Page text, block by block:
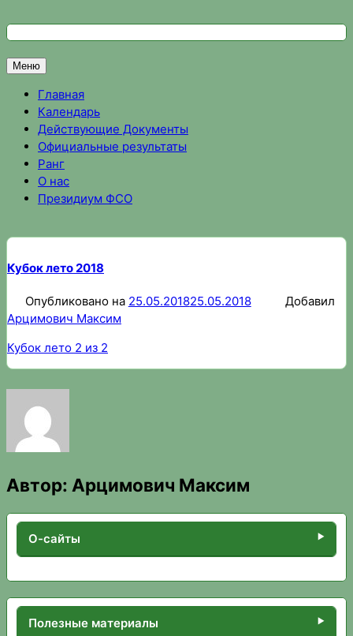
кФедерация спортивного ориентирования Омской области
Спортивное ориентирование в Омске, результаты
Меню
Главная
Календарь
Действующие Документы
Официальные результаты
Ранг
О нас
Президиум ФСО
Кубок лето 2018
Опубликовано на 25.05.201825.05.2018
Добавил
Арцимович Максим
Кубок лето 2 из 2
Автор: Арцимович Максим
О-сайты
Полезные материалы